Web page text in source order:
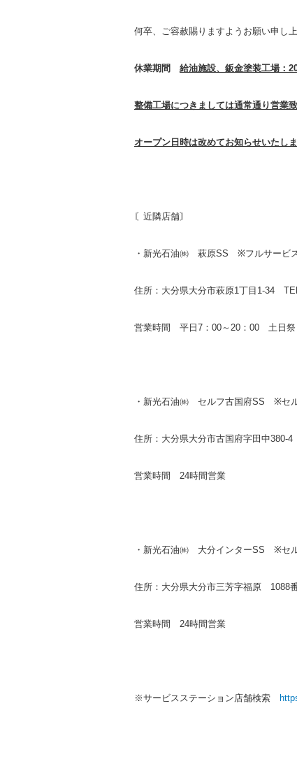
何卒、ご容赦賜りますようお願い申し上
休業期間 給油施設、鈑金塗装工場：
整備工場につきましては通常通り営業致
オープン日時は改めてお知らせいたしま
〘近隣店舗〙
・新光石油㈱ 萩原SS ※フルサービス
住所：大分県大分市萩原1丁目1-34
営業時間 平日7：00～20：00 土日祭
・新光石油㈱ セルフ古国府SS ※セル
住所：大分県大分市古国府字田中380-
営業時間 24時間営業
・新光石油㈱ 大分インターSS ※セル
住所：大分県大分市三芳字福原 1088
営業時間 24時間営業
※サービスステーション店舗検索